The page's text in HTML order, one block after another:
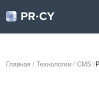
Главная / Технологии / CMS /